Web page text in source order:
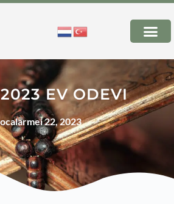
EV ODEVI
mei 22, 2023